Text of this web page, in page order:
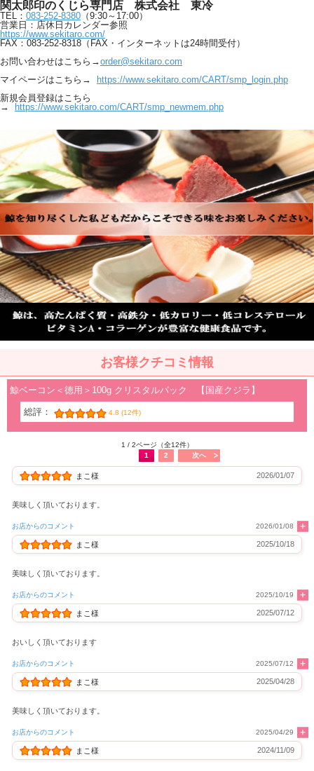
関太郎印のくじら専門店 株式会社 東冷
TEL： 083-252-8380 （9:30～17:00）
営業日：店休日カレンダー参照
https://www.sekitaro.com/
FAX：083-252-8318（FAX・インターネットは24時間受付）
お問い合わせはこちら→order@sekitaro.com
マイページはこちら→
https://www.sekitaro.com/CART/smp_login.php
新規会員登録はこちら
→
https://www.sekitaro.com/CART/smp_newmem.php
お客様クチコミ情報
鯨ベーコン＜徳用＞100g クリスタルパック 【国産クジラ】
総評： 4.8 (12件)
1 / 2ページ（全12件）
1
2 次へ
まこ様 2026/01/07
美味しく頂いております。
お店からのコメント 2026/01/08
まこ様 2025/10/18
美味しく頂いております。
お店からのコメント 2025/10/19
まこ様 2025/07/12
おいしく頂いております
お店からのコメント 2025/07/12
まこ様 2025/04/28
美味しく頂いております。
お店からのコメント 2025/04/29
まこ様 2024/11/09